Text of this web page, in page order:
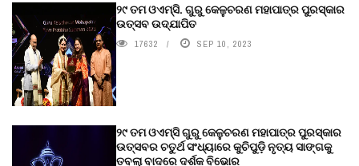
୨୯ ତମ ଓଏମ୍‌ସି. ଗୁରୁ କେଳୁଚରଣ ମହାପାତ୍ର ପୁରସ୍କାର
ଉତ୍ସବ ଉଦ୍‍ଯାପିତ
17632 SEP 10, 2023
୨୯ ତମ ଓଏମ୍‌ସି ଗୁରୁ କେଳୁଚରଣ ମହାପାତ୍ର ପୁରସ୍କାର
ଉତ୍ସବର ଚତୁର୍ଥ ସଂଧ୍ୟାରେ କୁଚିପୁଡ଼ି ନୃତ୍ୟ ସାଙ୍ଗକୁ
ତବଲା ବାଦରେ ଦର୍ଶକ ବିଭୋର